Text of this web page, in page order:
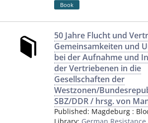
Book
50 Jahre Flucht und
Gemeinsamkeiten und
bei der Aufnahme und
der Vertriebenen in die
Gesellschaften der
Westzonen/
SBZ/DDR / hrsg. von
Published: Magdeburg :
Library: German